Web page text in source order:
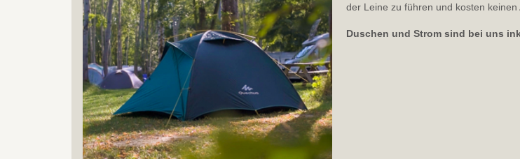
der Leine zu führen und kosten keinen
Duschen und Strom sind bei uns